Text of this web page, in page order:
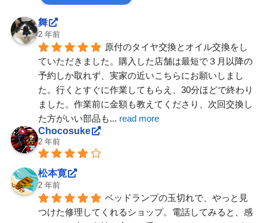
舞
2 年前
原付のタイヤ交換とオイル交換をし
ていただきました。購入した店舗は最短で３月以降の
予約しか取れず、実家の近いこちらにお願いしまし
た。行くとすぐに作業してもらえ、30分ほどで終わり
ました。作業前に金額も教えてくださり、次回交換し
た方がいい部品も... read more
Chocosuke
2 年前
松本寛
2 年前
ベッドランプの玉切れで、やっと見
つけた修理してくれるショップ。電話してみると、感